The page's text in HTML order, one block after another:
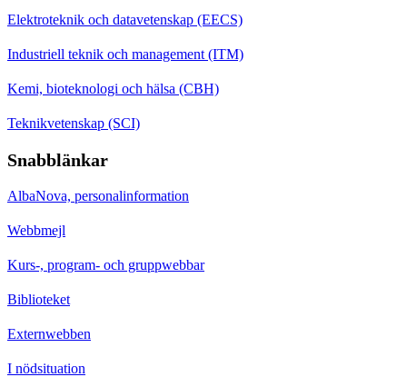
Elektroteknik och datavetenskap (EECS)
Industriell teknik och management (ITM)
Kemi, bioteknologi och hälsa (CBH)
Teknikvetenskap (SCI)
Snabblänkar
AlbaNova, personalinformation
Webbmejl
Kurs-, program- och gruppwebbar
Biblioteket
Externwebben
I nödsituation